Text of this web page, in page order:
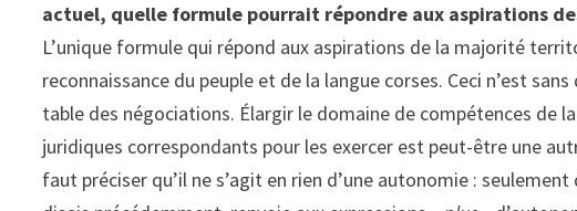
actuel, quelle formule pourrait répondre aux aspirations
L’unique formule qui répond aux aspirations de la majorité
reconnaissance du peuple et de la langue corses. Ceci n’est
table des négociations. Élargir le domaine de compétences de
juridiques correspondants pour les exercer est peut-être une
faut préciser qu’il ne s’agit en rien d’une autonomie :